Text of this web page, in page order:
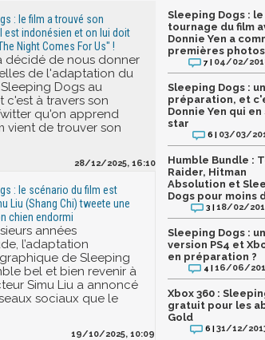
: le film a trouvé son
est indonésien et on lui doit
Night Comes For Us" !
décidé de nous donner
de l'adaptation du
Dogs au
c'est à travers son
qu'on apprend
vient de trouver son
28/12/2025, 16:10
: le scénario du film est
Liu (Shang Chi) tweete une
chien endormi
années
l’adaptation
de Sleeping
bel et bien revenir à
Simu Liu a annoncé
sociaux que le
19/10/2025, 10:09
Sleeping Dogs : le
tournage du film
Donnie Yen a
premières photos
7 | 04/02/
Sleeping Dogs :
préparation, et
Donnie Yen qui
star
6 | 03/03/
Humble Bundle :
Raider, Hitman
Absolution et
Dogs pour moins
3 |18/02/
Sleeping Dogs :
version PS4 et
en préparation ?
4 |16/06/
Xbox 360 :
gratuit pour les
Gold
6 |31/12/